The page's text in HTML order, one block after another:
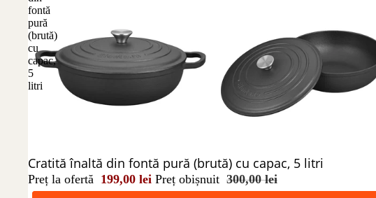
fontă
pură
(brută)
cu
capac,
5
litri
Reducere 34%
Cratită înaltă din fontă pură (brută) cu capac, 5 litri
Preț la ofertă 199,00 lei Preț obișnuit 300,00 lei